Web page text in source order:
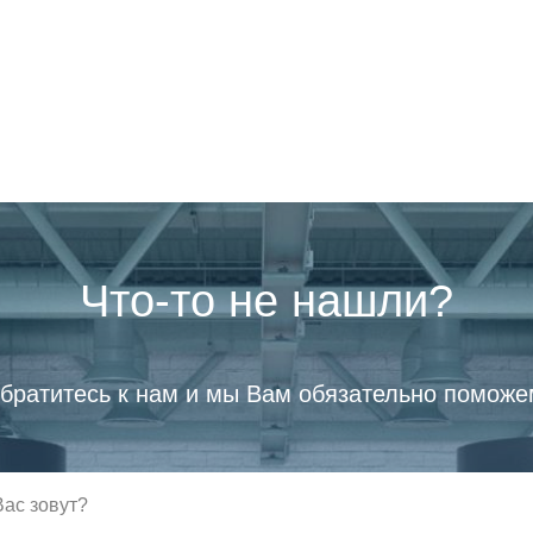
Что-то не нашли?
к нам и мы Вам обязательно